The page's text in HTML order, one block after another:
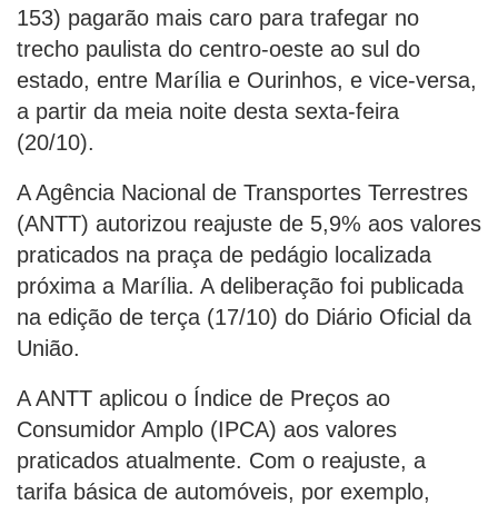
153) pagarão mais caro para trafegar no
trecho paulista do centro-oeste ao sul do
estado, entre Marília e Ourinhos, e vice-versa,
a partir da meia noite desta sexta-feira
(20/10).
A Agência Nacional de Transportes Terrestres
(ANTT) autorizou reajuste de 5,9% aos valores
praticados na praça de pedágio localizada
próxima a Marília. A deliberação foi publicada
na edição de terça (17/10) do Diário Oficial da
União.
A ANTT aplicou o Índice de Preços ao
Consumidor Amplo (IPCA) aos valores
praticados atualmente. Com o reajuste, a
tarifa básica de automóveis, por exemplo,